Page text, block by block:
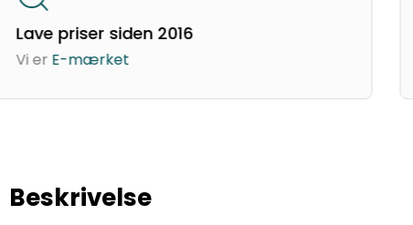
Lave priser siden 2016
Vi erE-mærket
Beskrivelse